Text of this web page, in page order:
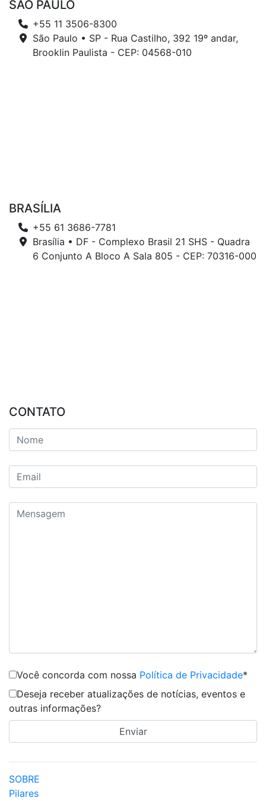
SÃO PAULO
+55 11 3506-8300
São Paulo • SP - Rua Castilho, 392 19º andar,
Brooklin Paulista - CEP: 04568-010
BRASÍLIA
+55 61 3686-7781
Brasília • DF - Complexo Brasil 21 SHS - Quadra
6 Conjunto A Bloco A Sala 805 - CEP: 70316-000
CONTATO
Você concorda com nossa Política de Privacidade*
Deseja receber atualizações de notícias, eventos e
outras informações?
SOBRE
Pilares